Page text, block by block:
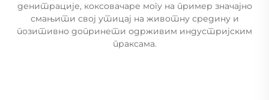
денитрације, коксовачаре могу на пример значајно
смањити свој утицај на животну средину и
позитивно допринети одрживим индустријским
праксама.